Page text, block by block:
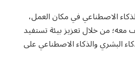
الاصطناعي في مكان العمل،
معه؛ من خلال تعزيز بيئة تستفيد
البشري ‏والذكاء الاصطناعي على